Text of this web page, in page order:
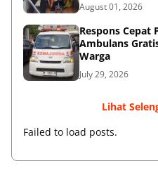
August 01, 2026
Respons Cepat
Ambulans
Warga
July 29, 2026
Lihat
Failed to load posts.